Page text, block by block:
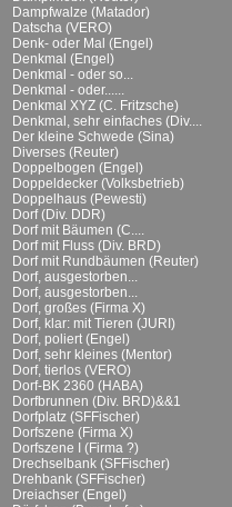
Dampfwalze (Matador)
Datscha (VERO)
Denk- oder Mal (Engel)
Denkmal (Engel)
Denkmal - oder so...
Denkmal - oder......
Denkmal XYZ (C. Fritzsche)
Denkmal, sehr einfaches (Div....
Der kleine Schwede (Sina)
Diverses (Reuter)
Doppelbogen (Engel)
Doppeldecker (Volksbetrieb)
Doppelhaus (Pewesti)
Dorf (Div. DDR)
Dorf mit Bäumen (C....
Dorf mit Fluss (Div. BRD)
Dorf mit Rundbäumen (Reuter)
Dorf, ausgestorben...
Dorf, ausgestorben...
Dorf, großes (Firma X)
Dorf, klar: mit Tieren (JURI)
Dorf, poliert (Engel)
Dorf, sehr kleines (Mentor)
Dorf, tierlos (VERO)
Dorf-BK 2360 (HABA)
Dorfbrunnen (Div. BRD)&&1
Dorfplatz (SFFischer)
Dorfszene (Firma X)
Dorfszene I (Firma ?)
Drechselbank (SFFischer)
Drehbank (SFFischer)
Dreiachser (Engel)